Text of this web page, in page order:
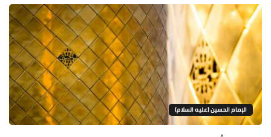
الإمام الحسين (عليه السلام)